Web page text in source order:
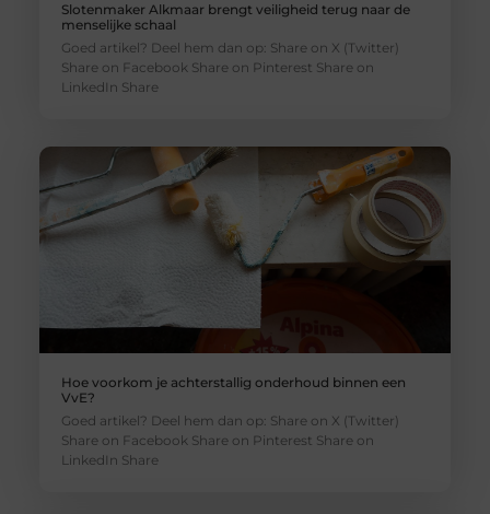
Slotenmaker Alkmaar brengt veiligheid terug naar de
menselijke schaal
Goed artikel? Deel hem dan op: Share on X (Twitter)
Share on Facebook Share on Pinterest Share on
LinkedIn Share
Hoe voorkom je achterstallig onderhoud binnen een
VvE?
Goed artikel? Deel hem dan op: Share on X (Twitter)
Share on Facebook Share on Pinterest Share on
LinkedIn Share